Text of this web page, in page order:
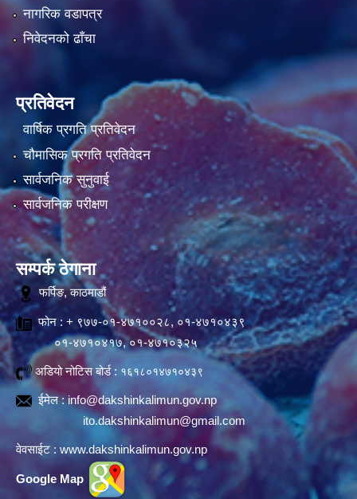
नागरिक वडापत्र
निवेदनको ढाँचा
प्रतिवेदन
वार्षिक प्रगति प्रतिवेदन
चौमासिक प्रगति प्रतिवेदन
सार्वजनिक सुनुवाई
सार्वजनिक परीक्षण
सम्पर्क ठेगाना
फर्पिङ, काठमाडौं
फोन : + ९७७-०१-४७१००२८, ०१-४७१०४३९
०१-४७१०४१७, ०१-४७१०३२५
अडियो नोटिस बोर्ड : १६१८०१४७१०४३९
ईमेल :info@dakshinkalimun.gov.np
ito.dakshinkalimun@gmail.com
वेवसाईट : www.dakshinkalimun.gov.np
Google Map